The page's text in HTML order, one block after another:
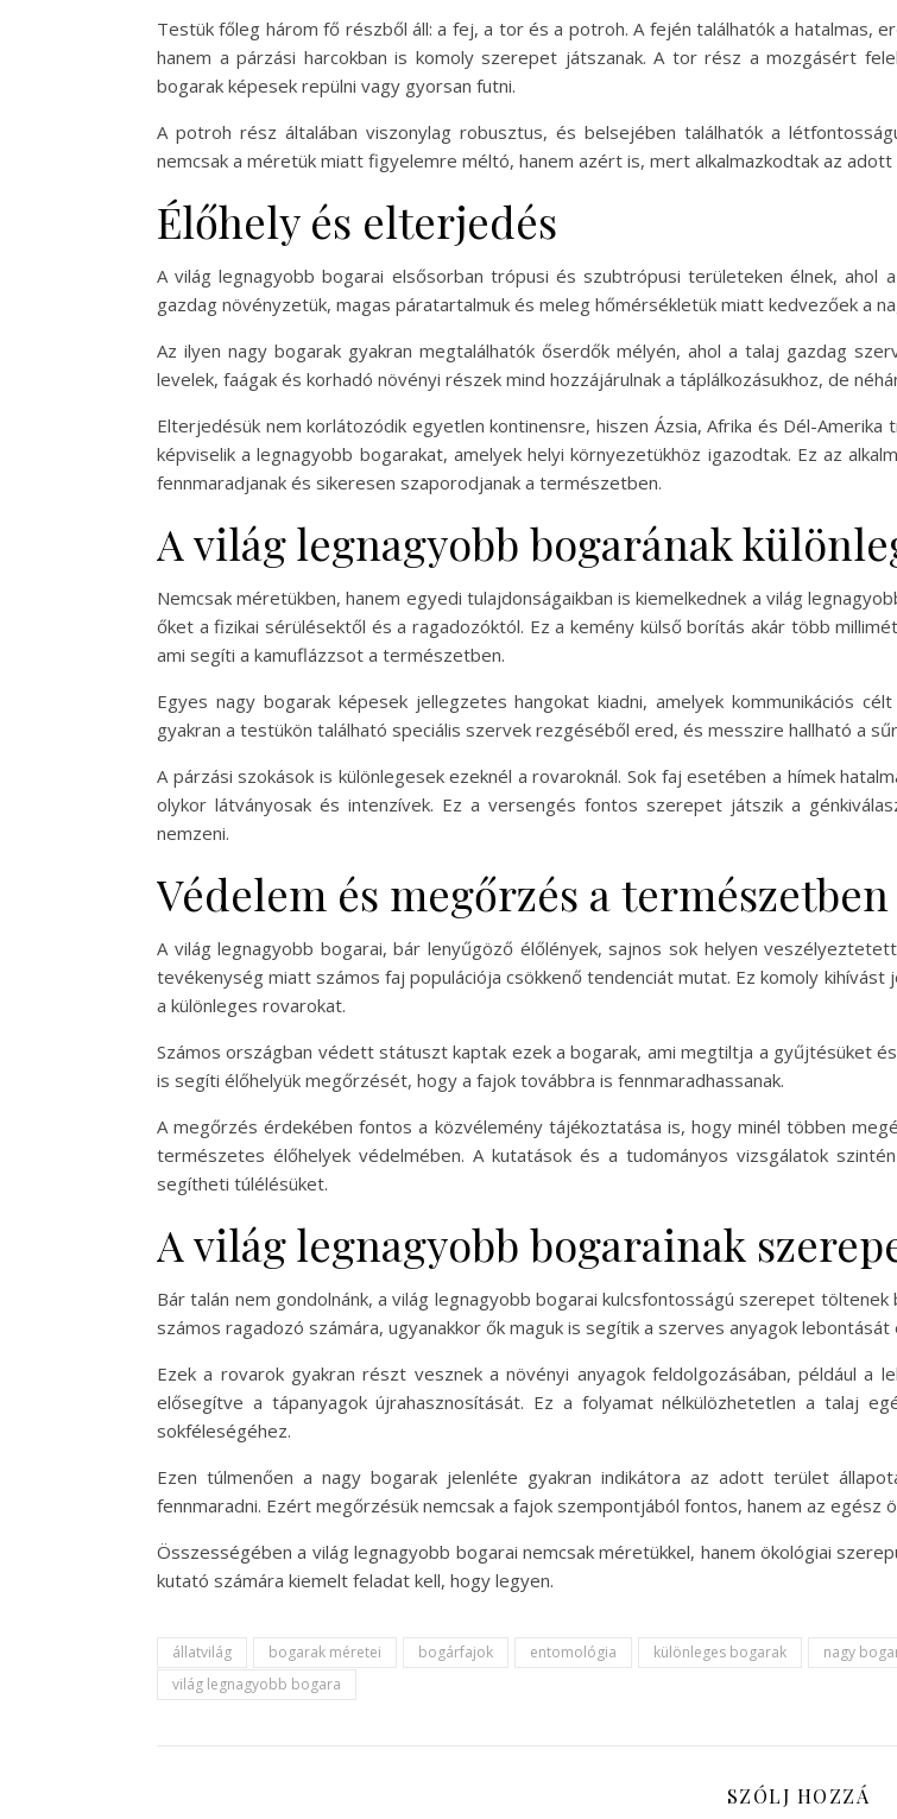
Testük főleg három fő részből áll: a fej, a tor és a potroh. A fején találhatók a hatalmas,
hanem a párzási harcokban is komoly szerepet játszanak. A tor rész a mozgásért
bogarak képesek repülni vagy gyorsan futni.
A potroh rész általában viszonylag robusztus, és belsejében találhatók a
nemcsak a méretük miatt figyelemre méltó, hanem azért is, mert alkalmazkodtak az
Élőhely és elterjedés
A világ legnagyobb bogarai elsősorban trópusi és szubtrópusi területeken élnek, ahol
gazdag növényzetük, magas páratartalmuk és meleg hőmérsékletük miatt kedvezőek a
Az ilyen nagy bogarak gyakran megtalálhatók őserdők mélyén, ahol a talaj gazdag
levelek, faágak és korhadó növényi részek mind hozzájárulnak a táplálkozásukhoz, de
Elterjedésük nem korlátozódik egyetlen kontinensre, hiszen Ázsia, Afrika és Dél-
képviselik a legnagyobb bogarakat, amelyek helyi környezetükhöz igazodtak. Ez az
fennmaradjanak és sikeresen szaporodjanak a természetben.
A világ legnagyobb bogarának
Nemcsak méretükben, hanem egyedi tulajdonságaikban is kiemelkednek a világ
őket a fizikai sérülésektől és a ragadozóktól. Ez a kemény külső borítás akár több
ami segíti a kamuflázzsot a természetben.
Egyes nagy bogarak képesek jellegzetes hangokat kiadni, amelyek kommunikációs
gyakran a testükön található speciális szervek rezgéséből ered, és messzire hallható a
A párzási szokások is különlegesek ezeknél a rovaroknál. Sok faj esetében a hímek
olykor látványosak és intenzívek. Ez a versengés fontos szerepet játszik a
nemzeni.
Védelem és megőrzés a természetben
A világ legnagyobb bogarai, bár lenyűgöző élőlények, sajnos sok helyen
tevékenység miatt számos faj populációja csökkenő tendenciát mutat. Ez komoly
a különleges rovarokat.
Számos országban védett státuszt kaptak ezek a bogarak, ami megtiltja a gyűjtésüket
is segíti élőhelyük megőrzését, hogy a fajok továbbra is fennmaradhassanak.
A megőrzés érdekében fontos a közvélemény tájékoztatása is, hogy minél többen
természetes élőhelyek védelmében. A kutatások és a tudományos vizsgálatok
segítheti túlélésüket.
A világ legnagyobb bogarainak
Bár talán nem gondolnánk, a világ legnagyobb bogarai kulcsfontosságú szerepet
számos ragadozó számára, ugyanakkor ők maguk is segítik a szerves anyagok
Ezek a rovarok gyakran részt vesznek a növényi anyagok feldolgozásában, például a
elősegítve a tápanyagok újrahasznosítását. Ez a folyamat nélkülözhetetlen a talaj
sokféleségéhez.
Ezen túlmenően a nagy bogarak jelenléte gyakran indikátora az adott terület
fennmaradni. Ezért megőrzésük nemcsak a fajok szempontjából fontos, hanem az egész
Összességében a világ legnagyobb bogarai nemcsak méretükkel, hanem ökológiai
kutató számára kiemelt feladat kell, hogy legyen.
állatvilág bogarak méretei bogárfajok entomológia különleges bogarak nagy
világ legnagyobb bogara
SZÓLJ HOZZÁ